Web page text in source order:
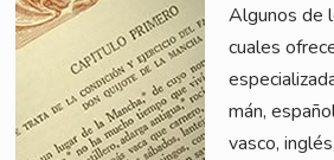
Algu­nos de
cua­les
mán,
vas­co,